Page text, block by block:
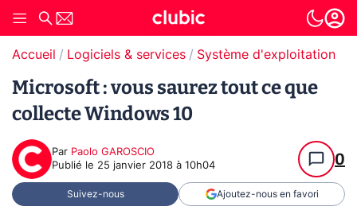
Accueil Logiciels & services Système d'exploitation
Microsoft : vous saurez tout ce que
collecte Windows 10
Par Paolo GAROSCIO
Publié le 25 janvier 2018 à 10h04 0
Suivez-nous Ajoutez-nous en favori